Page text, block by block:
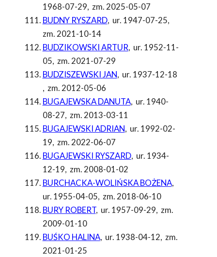
1968-07-29, zm. 2025-05-07
BUDNY RYSZARD, ur. 1947-07-25,
zm. 2021-10-14
BUDZIKOWSKI ARTUR, ur. 1952-11-
05, zm. 2021-07-29
BUDZISZEWSKI JAN, ur. 1937-12-18
, zm. 2012-05-06
BUGAJEWSKA DANUTA, ur. 1940-
08-27, zm. 2013-03-11
BUGAJEWSKI ADRIAN, ur. 1992-02-
19, zm. 2022-06-07
BUGAJEWSKI RYSZARD, ur. 1934-
12-19, zm. 2008-01-02
BURCHACKA-WOLIŃSKA BOŻENA,
ur. 1955-04-05, zm. 2018-06-10
BURY ROBERT, ur. 1957-09-29, zm.
2009-01-10
BUŚKO HALINA, ur. 1938-04-12, zm.
2021-01-25